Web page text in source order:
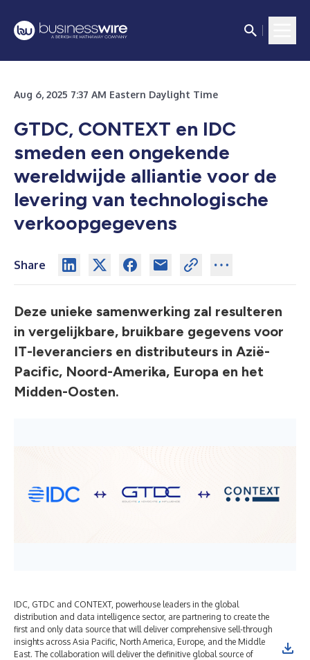
Aug 6, 2025 7:37 AM Eastern Daylight Time
GTDC, CONTEXT en IDC
smeden een ongekende
wereldwijde alliantie voor de
levering van technologische
verkoopgegevens
Share
Deze unieke samenwerking zal resulteren
in vergelijkbare, bruikbare gegevens voor
IT-leveranciers en distributeurs in Azië-
Pacific, Noord-Amerika, Europa en het
Midden-Oosten.
IDC, GTDC and CONTEXT, powerhouse leaders in the global
distribution and data intelligence sector, are partnering to create the
first and only data source that will deliver comprehensive sell-through
insights across Asia Pacific, North America, Europe, and the Middle
East. The collaboration will deliver the definitive global source of